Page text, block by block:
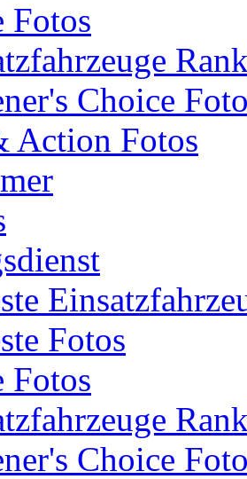
Fotos
Choice
Action Fotos
Fotos
Fotos
Choice